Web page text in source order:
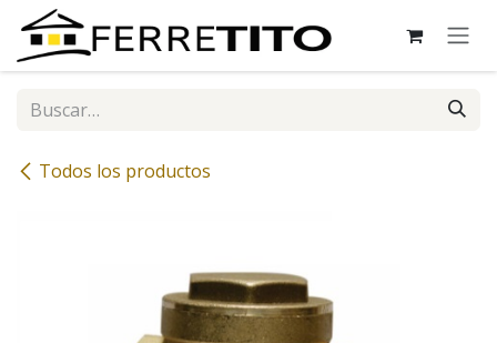
Ir al contenido
Todos los productos